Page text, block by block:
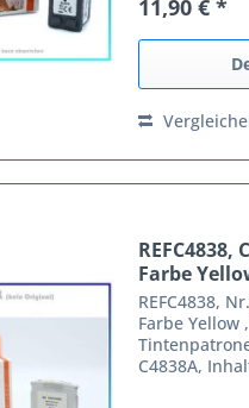
C 680
LSK CD
11,90 € *
REFC4838,
Farbe
REFC4838,
Farbe Yellow
C4838A,